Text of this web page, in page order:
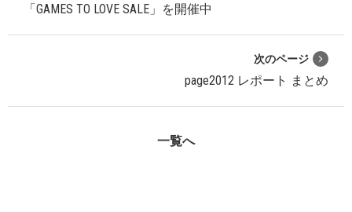
「GAMES TO LOVE SALE」を開催中
次のページ
page2012 レポート まとめ
一覧へ